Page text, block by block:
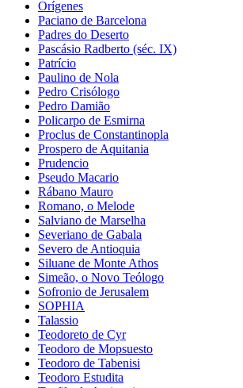
Orígenes
Paciano de Barcelona
Padres do Deserto
Pascásio Radberto (séc. IX)
Patrício
Paulino de Nola
Pedro Crisólogo
Pedro Damião
Policarpo de Esmirna
Proclus de Constantinopla
Prospero de Aquitania
Prudencio
Pseudo Macario
Rábano Mauro
Romano, o Melode
Salviano de Marselha
Severiano de Gabala
Severo de Antioquia
Siluane de Monte Athos
Simeão, o Novo Teólogo
Sofronio de Jerusalem
SOPHIA
Talassio
Teodoreto de Cyr
Teodoro de Mopsuesto
Teodoro de Tabenisi
Teodoro Estudita